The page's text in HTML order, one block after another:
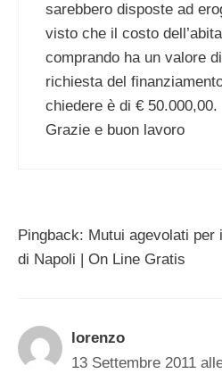
sarebbero disposte ad
visto che il costo
comprando ha un valore
richiesta del
chiedere è di € 50.000,00.
Grazie e buon lavoro
Pingback: Mutui agevolati per
di Napoli | On Line Gratis
lorenzo
13 Settembre 2011